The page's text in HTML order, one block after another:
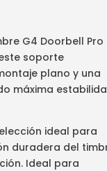
G4 Doorbell Pro
soporte
plano y una
máxima
ideal para
duradera del
Ideal para